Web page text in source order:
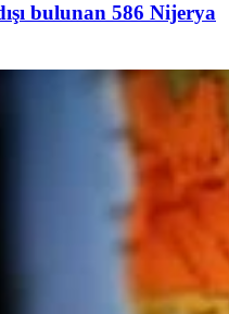
bulunan 586 Nijerya